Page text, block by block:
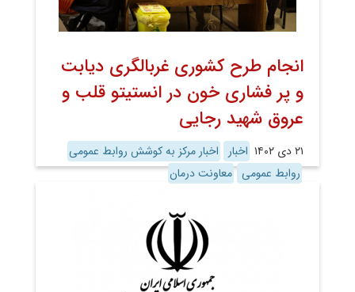
انجام طرح کشوری غربالگری دیابت
و پر فشاری خون در انستیتو قلب و
عروق شهید رجایی
۲۱ دی ۱۴۰۲ اخبار
اخبار مرکز به کوشش روابط عمومی
روابط عمومی معاونت درمان